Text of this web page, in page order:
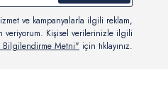
ve kampanyalarla ilgili reklam,
veriyorum. Kişisel verilerinizle ilgili
Bilgilendirme Metni" için tıklayınız.